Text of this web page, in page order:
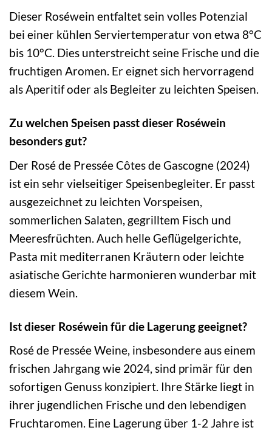
Dieser Roséwein entfaltet sein volles Potenzial
bei einer kühlen Serviertemperatur von etwa 8°C
bis 10°C. Dies unterstreicht seine Frische und die
fruchtigen Aromen. Er eignet sich hervorragend
als Aperitif oder als Begleiter zu leichten Speisen.
Zu welchen Speisen passt dieser Roséwein
besonders gut?
Der Rosé de Pressée Côtes de Gascogne (2024)
ist ein sehr vielseitiger Speisenbegleiter. Er passt
ausgezeichnet zu leichten Vorspeisen,
sommerlichen Salaten, gegrilltem Fisch und
Meeresfrüchten. Auch helle Geflügelgerichte,
Pasta mit mediterranen Kräutern oder leichte
asiatische Gerichte harmonieren wunderbar mit
diesem Wein.
Ist dieser Roséwein für die Lagerung geeignet?
Rosé de Pressée Weine, insbesondere aus einem
frischen Jahrgang wie 2024, sind primär für den
sofortigen Genuss konzipiert. Ihre Stärke liegt in
ihrer jugendlichen Frische und den lebendigen
Fruchtaromen. Eine Lagerung über 1-2 Jahre ist